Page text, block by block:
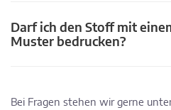
Darf ich den Stoff mit
Muster bedrucken?
Bei Fragen stehen wir gerne